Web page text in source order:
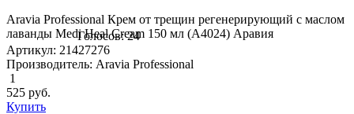
Aravia Professional Крем от трещин регенерирующий с маслом
лаванды Medi Heal Cream 150 мл (А4024) Аравия
Голосов: 24
Артикул: 21427276
Производитель: Aravia Professional
1
525 руб.
Купить